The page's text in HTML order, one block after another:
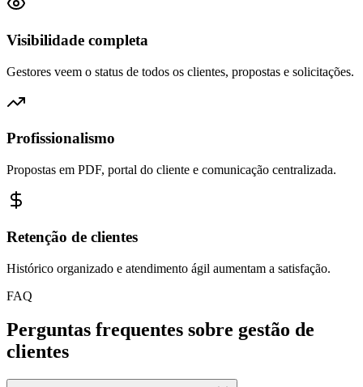
Visibilidade completa
Gestores veem o status de todos os clientes, propostas e solicitações.
Profissionalismo
Propostas em PDF, portal do cliente e comunicação centralizada.
Retenção de clientes
Histórico organizado e atendimento ágil aumentam a satisfação.
FAQ
Perguntas frequentes sobre gestão de
clientes